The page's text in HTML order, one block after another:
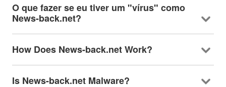
O que fazer se eu tiver um "vírus" como
News-back.net?
How Does News-back.net Work?
Is News-back.net Malware?